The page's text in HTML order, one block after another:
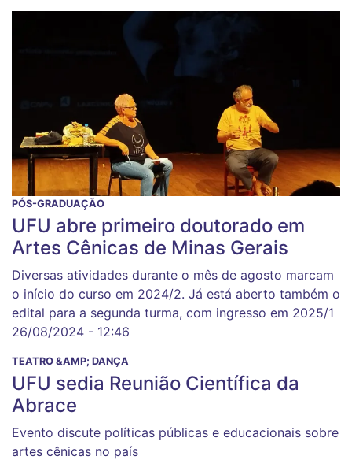
PÓS-GRADUAÇÃO
UFU abre primeiro doutorado em
Artes Cênicas de Minas Gerais
Diversas atividades durante o mês de agosto marcam
o início do curso em 2024/2. Já está aberto também o
edital para a segunda turma, com ingresso em 2025/1
26/08/2024 - 12:46
TEATRO &AMP; DANÇA
UFU sedia Reunião Científica da
Abrace
Evento discute políticas públicas e educacionais sobre
artes cênicas no país